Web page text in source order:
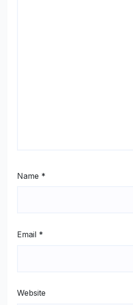
Name *
Email *
Website